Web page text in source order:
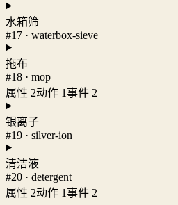
水箱筛
#17 · waterbox-sieve
拖布
#18 · mop
属性 2动作 1事件 2
银离子
#19 · silver-ion
清洁液
#20 · detergent
属性 2动作 1事件 2